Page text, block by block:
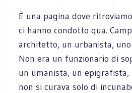
È una pagina dove
ci hanno condotto qua.
architetto, un urbanista,
Non era un funzionario di
un umanista, un epigrafista,
non si curava solo di